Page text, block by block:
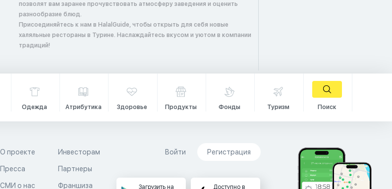
позволят вам заранее прочувствовать атмосферу заведения и оценить
разнообразие блюд.
Присоединяйтесь к нам в HalalGuide, чтобы открыть для себя новые
халяльные рестораны в Турине. Наслаждайтесь вкусом и уютом в компании
традиций!
Одежда Атрибутика Здоровье Продукты Фонды Туризм Поиск
О проекте
Пресса
СМИ о нас
Инвесторам
Партнеры
Франшиза
Войти Регистрация
Загрузить на Доступно в